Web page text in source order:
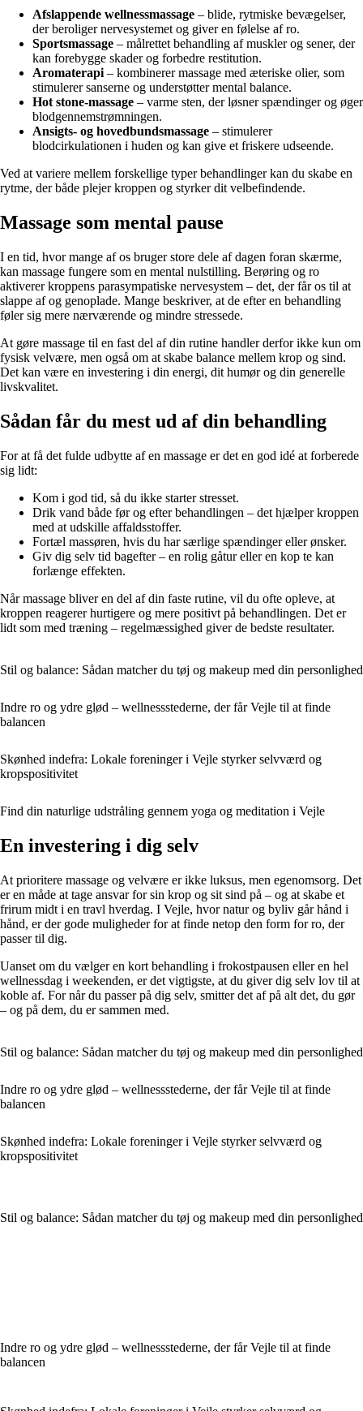
Afslappende wellnessmassage – blide, rytmiske bevægelser,
der beroliger nervesystemet og giver en følelse af ro.
Sportsmassage – målrettet behandling af muskler og sener, der
kan forebygge skader og forbedre restitution.
Aromaterapi – kombinerer massage med æteriske olier, som
stimulerer sanserne og understøtter mental balance.
Hot stone-massage – varme sten, der løsner spændinger og øger
blodgennemstrømningen.
Ansigts- og hovedbundsmassage – stimulerer
blodcirkulationen i huden og kan give et friskere udseende.
Ved at variere mellem forskellige typer behandlinger kan du skabe en
rytme, der både plejer kroppen og styrker dit velbefindende.
Massage som mental pause
I en tid, hvor mange af os bruger store dele af dagen foran skærme,
kan massage fungere som en mental nulstilling. Berøring og ro
aktiverer kroppens parasympatiske nervesystem – det, der får os til at
slappe af og genoplade. Mange beskriver, at de efter en behandling
føler sig mere nærværende og mindre stressede.
At gøre massage til en fast del af din rutine handler derfor ikke kun om
fysisk velvære, men også om at skabe balance mellem krop og sind.
Det kan være en investering i din energi, dit humør og din generelle
livskvalitet.
Sådan får du mest ud af din behandling
For at få det fulde udbytte af en massage er det en god idé at forberede
sig lidt:
Kom i god tid, så du ikke starter stresset.
Drik vand både før og efter behandlingen – det hjælper kroppen
med at udskille affaldsstoffer.
Fortæl massøren, hvis du har særlige spændinger eller ønsker.
Giv dig selv tid bagefter – en rolig gåtur eller en kop te kan
forlænge effekten.
Når massage bliver en del af din faste rutine, vil du ofte opleve, at
kroppen reagerer hurtigere og mere positivt på behandlingen. Det er
lidt som med træning – regelmæssighed giver de bedste resultater.
Stil og balance: Sådan matcher du tøj og makeup med din personlighed
Indre ro og ydre glød – wellnessstederne, der får Vejle til at finde
balancen
Skønhed indefra: Lokale foreninger i Vejle styrker selvværd og
kropspositivitet
Find din naturlige udstråling gennem yoga og meditation i Vejle
En investering i dig selv
At prioritere massage og velvære er ikke luksus, men egenomsorg. Det
er en måde at tage ansvar for sin krop og sit sind på – og at skabe et
frirum midt i en travl hverdag. I Vejle, hvor natur og byliv går hånd i
hånd, er der gode muligheder for at finde netop den form for ro, der
passer til dig.
Uanset om du vælger en kort behandling i frokostpausen eller en hel
wellnessdag i weekenden, er det vigtigste, at du giver dig selv lov til at
koble af. For når du passer på dig selv, smitter det af på alt det, du gør
– og på dem, du er sammen med.
Stil og balance: Sådan matcher du tøj og makeup med din personlighed
Indre ro og ydre glød – wellnessstederne, der får Vejle til at finde
balancen
Skønhed indefra: Lokale foreninger i Vejle styrker selvværd og
kropspositivitet
Stil og balance: Sådan matcher du tøj og makeup med din personlighed
Indre ro og ydre glød – wellnessstederne, der får Vejle til at finde
balancen